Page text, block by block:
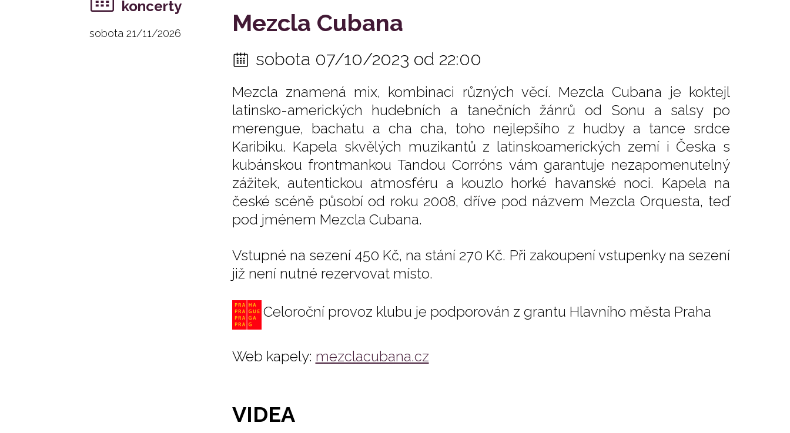
Mezcla Cubana
sobota 07/10/2023 od 22:00
Mezcla znamená mix, kombinaci různých věcí. Mezcla Cubana je koktejl
latinsko-amerických hudebních a tanečních žánrů od Sonu a salsy po
merengue, bachatu a cha cha, toho nejlepšího z hudby a tance srdce
Karibiku. Kapela skvělých muzikantů z latinskoamerických zemí i Česka s
kubánskou frontmankou Tandou Corróns vám garantuje nezapomenutelný
zážitek, autentickou atmosféru a kouzlo horké havanské noci. Kapela na
české scéně působí od roku 2008, dříve pod názvem Mezcla Orquesta, teď
pod jménem Mezcla Cubana.
Vstupné na sezení 450 Kč, na stání 270 Kč. Při zakoupení vstupenky na sezení
již není nutné rezervovat místo.
Celoroční provoz klubu je podporován z grantu Hlavního města Praha
Web kapely: mezclacubana.cz
koncerty
sobota 21/11/2026
VIDEA